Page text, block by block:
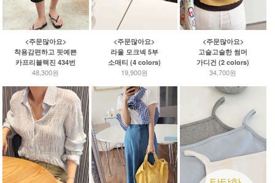
<주문많아요>
착용감편하고 핏예쁜
카프리블랙진 434번
48,300원
<주문많아요>
라울 모크넥 5부
소매티 (4 colors)
19,900원
<주문많아요>
고슬고슬한 썸머
가디건 (2 colors)
34,700원